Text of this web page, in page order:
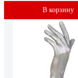
В корзину